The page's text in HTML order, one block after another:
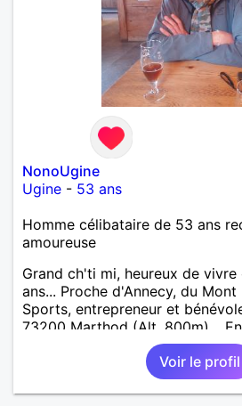
NonoUgine
Ugine - 53 ans
Homme célibataire de 53 ans
amoureuse
Grand ch'ti mi, heureux de
ans... Proche d'Annecy, du
Sports, entrepreneur et
73200 Marthod (Alt. 800m)…
Enquêtes et tu me trouveras !
Voir le profil